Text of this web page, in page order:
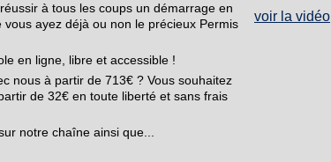
voir la vidéo
à tous les coups un démarrage en
ayez déjà ou non le précieux Permis
en ligne, libre et accessible !
nous à partir de 713€ ? Vous souhaitez
de 32€ en toute liberté et sans frais
notre chaîne ainsi que...